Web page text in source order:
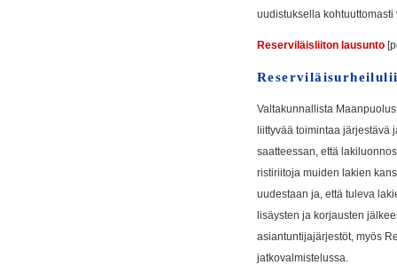
uudistuksella kohtuuttomasti
Reserviläisliiton lausunto
Valtakunnallista
liittyvää toimintaa
saatteessan, että
ristiriitoja muiden lakien
uudestaan ja, että tuleva
lisäysten ja korjausten
asiantuntijajärjestöt, myös
jatkovalmistelussa.